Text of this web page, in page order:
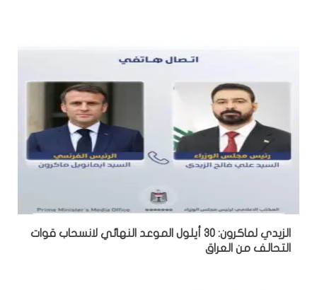
الزيدي لماكرون: 30 أيلول الموعد النهائي لانسحاب قوات
التحالف من العراق